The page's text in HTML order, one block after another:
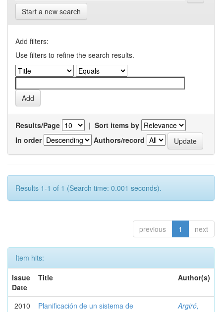
Start a new search
Add filters:
Use filters to refine the search results.
Results/Page | Sort items by
In order
Authors/record
Results 1-1 of 1 (Search time: 0.001 seconds).
previous 1 next
Item hits:
Issue
Date
Title Author(s)
2010
Planificación de un sistema de
Argiró,